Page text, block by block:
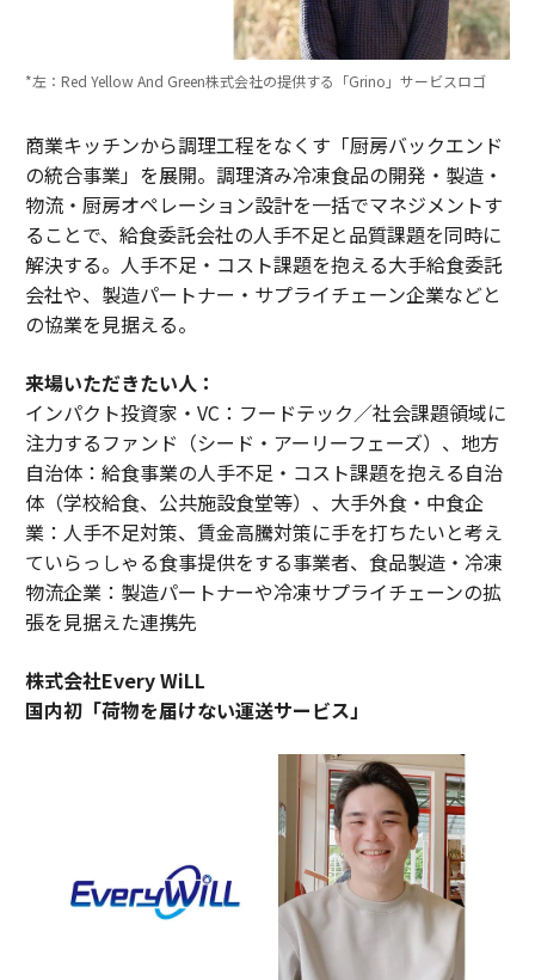
*左：Red Yellow And Green株式会社の提供する「Grino」サービスロゴ
商業キッチンから調理工程をなくす「厨房バックエンド
の統合事業」を展開。調理済み冷凍食品の開発・製造・
物流・厨房オペレーション設計を一括でマネジメントす
ることで、給食委託会社の人手不足と品質課題を同時に
解決する。人手不足・コスト課題を抱える大手給食委託
会社や、製造パートナー・サプライチェーン企業などと
の協業を見据える。
来場いただきたい人：
インパクト投資家・VC：フードテック／社会課題領域に
注力するファンド（シード・アーリーフェーズ）、地方
自治体：給食事業の人手不足・コスト課題を抱える自治
体（学校給食、公共施設食堂等）、大手外食・中食企
業：人手不足対策、賃金高騰対策に手を打ちたいと考え
ていらっしゃる食事提供をする事業者、食品製造・冷凍
物流企業：製造パートナーや冷凍サプライチェーンの拡
張を見据えた連携先
株式会社Every WiLL
国内初「荷物を届けない運送サービス」